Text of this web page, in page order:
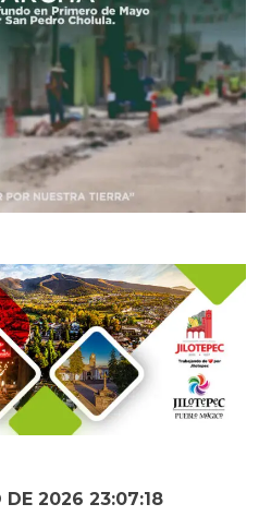
DE 2026 23:07:19